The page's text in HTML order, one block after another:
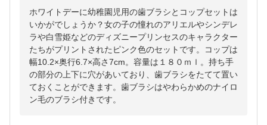
ホワイトデーに幼稚園児用の歯ブラシとコップセットは
いかがでしょうか？女の子の憧れのアリエルやシンデレ
ラや白雪姫などのディズニープリンセスのキャラクター
たちがプリントされたピンク色のセットです。コップは
幅10.2×奥行6.7×高さ7cm。容量は１８０ｍｌ。持ち手
の部分の上下に穴があいており、歯ブラシをたてて置い
ておくことができます。歯ブラシはやわらかめのナイロ
ン毛のブラシ付きです。